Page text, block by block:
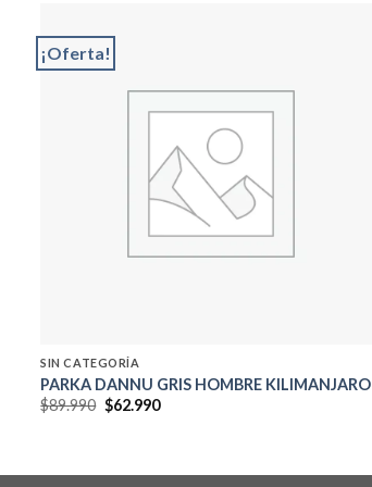
¡Oferta!
SIN CATEGORÍA
PARKA DANNU GRIS HOMBRE KILIMANJARO
$89.990 El
precio
$62.990El